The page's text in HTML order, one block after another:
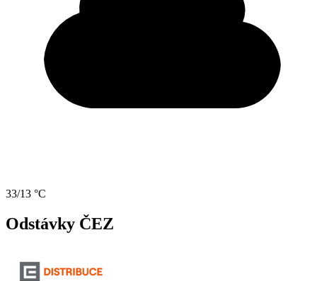
33/13 °C
Odstávky ČEZ